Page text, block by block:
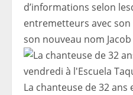
d’informations selon
entremetteurs avec son
son nouveau nom
La chanteuse de 32